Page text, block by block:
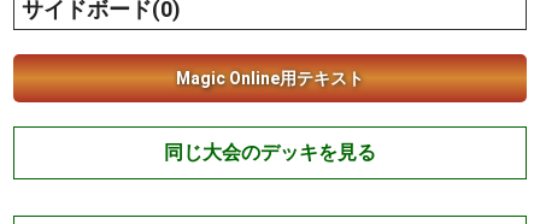
サイドボード(0)
Magic Online用テキスト
同じ大会のデッキを見る